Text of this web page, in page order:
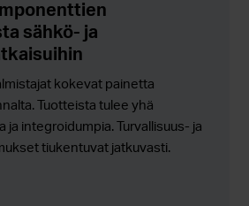
sähkö- ja
kokevat painetta
Tuotteista tulee yhä
ja integroidumpia. Turvallisuus- ja
tiukentuvat jatkuvasti.
kestävyystavoitteet eivät